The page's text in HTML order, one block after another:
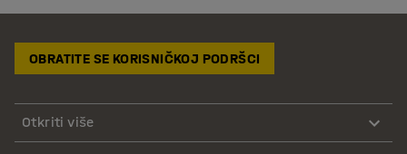
OBRATITE SE KORISNIČKOJ PODRŠCI
Otkriti više